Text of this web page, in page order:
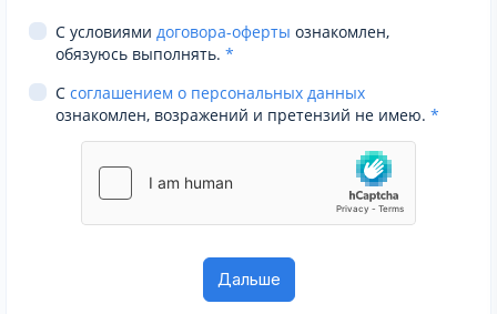
С условиями договора-оферты ознакомлен,
обязуюсь выполнять. *
С соглашением о персональных данных
ознакомлен, возражений и претензий не имею. *